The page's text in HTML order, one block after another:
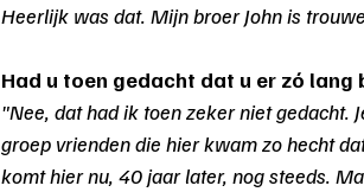
Heerlijk was dat. Mijn broer John is
Had u toen gedacht dat u er zó lang
"Nee, dat had ik toen zeker niet gedacht.
groep vrienden die hier kwam zo hecht
komt hier nu, 40 jaar later, nog steeds.